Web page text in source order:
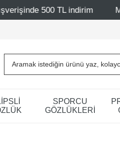
Mağazalarımız –
SPORCU
GÖZLÜKLERİ